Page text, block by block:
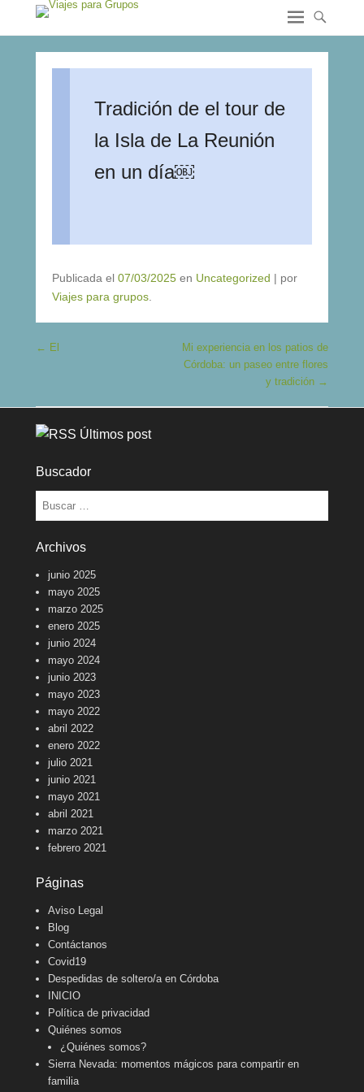
Tradición de el tour de
la Isla de La Reunión
en un día￼
Publicada el 07/03/2025 en Uncategorized | por
Viajes para grupos
Navegación de entradas
← El
Mi experiencia en los patios de
Córdoba: un paseo entre flores
y tradición →
Últimos post
Buscador
Buscar
Archivos
junio 2025
mayo 2025
marzo 2025
enero 2025
junio 2024
mayo 2024
junio 2023
mayo 2023
mayo 2022
abril 2022
enero 2022
julio 2021
junio 2021
mayo 2021
abril 2021
marzo 2021
febrero 2021
Páginas
Aviso Legal
Blog
Contáctanos
Covid19
Despedidas de soltero/a en Córdoba
INICIO
Política de privacidad
Quiénes somos
¿Quiénes somos?
Sierra Nevada: momentos mágicos para compartir en
familia